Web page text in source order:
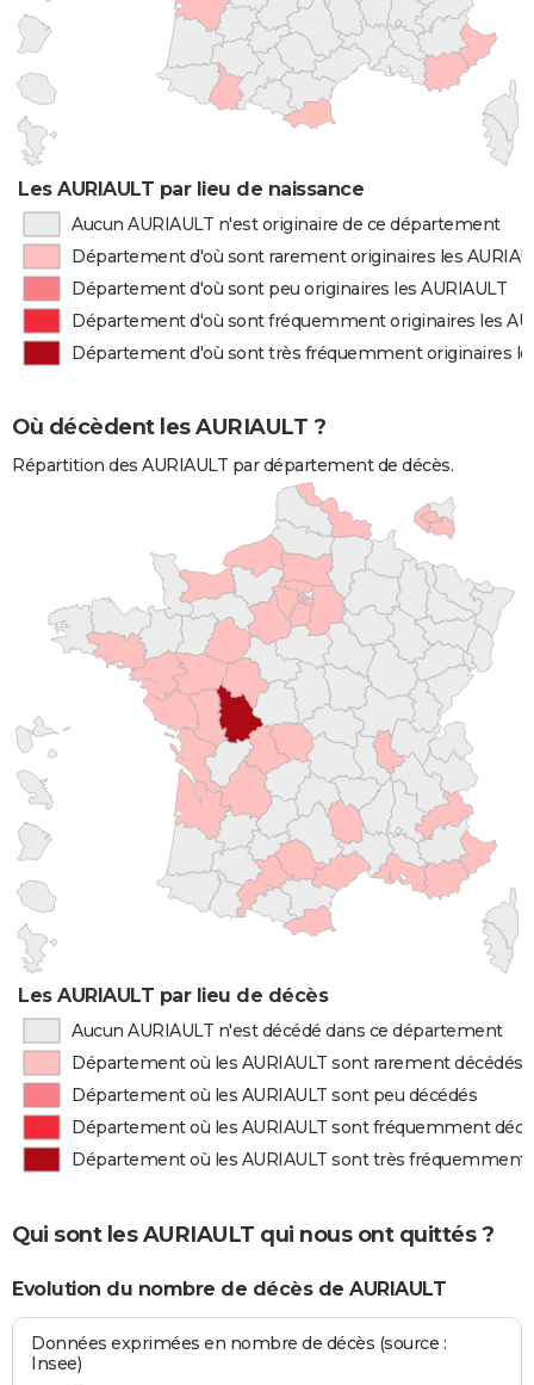
Les AURIAULT par lieu de naissance
Aucun AURIAULT n'est originaire de ce département
Département d'où sont rarement originaires les
Département d'où sont peu originaires les AURIAULT
Département d'où sont fréquemment originaires les
Département d'où sont très fréquemment originaires
Où décèdent les AURIAULT ?
Répartition des AURIAULT par département de décès.
Les AURIAULT par lieu de décès
Aucun AURIAULT n'est décédé dans ce département
Département où les AURIAULT sont rarement décédés
Département où les AURIAULT sont peu décédés
Département où les AURIAULT sont fréquemment
Département où les AURIAULT sont très fréquemment
Qui sont les AURIAULT qui nous ont quittés ?
Evolution du nombre de décès de AURIAULT
Données exprimées en nombre de décès (source :
Insee)